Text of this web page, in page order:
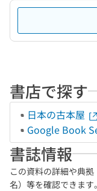
書店で探す
日本の古本屋
Google Book
書誌情報
この資料の詳細や典
名）等を確認できます。